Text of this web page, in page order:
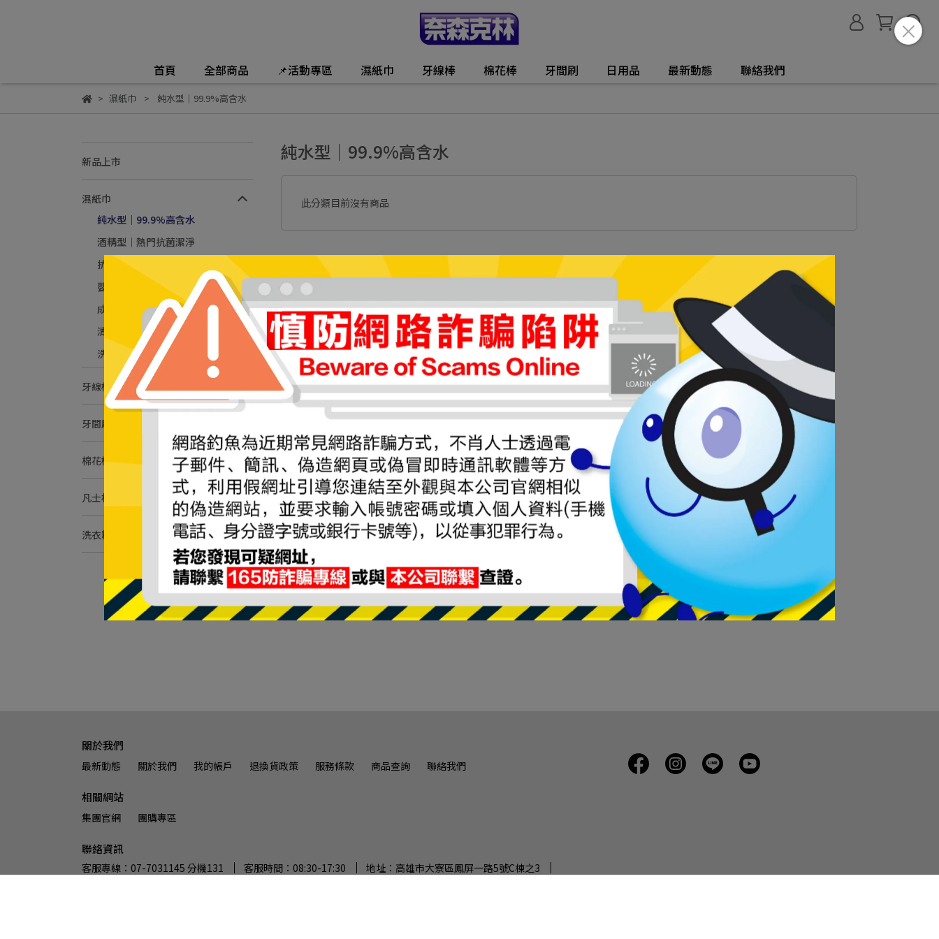
首頁 全部商品 📌活動專區 濕紙巾 牙線棒 棉花棒 牙間刷 日用品 最新動態 聯絡我們
濕紙巾 純水型｜99.9%高含水
新品上市
濕紙巾
純水型｜99.9%高含水
酒精型｜熱門抗菌潔淨
抗病毒｜醫師推薦
嬰兒型｜舒適棉柔厚實
成人型｜清爽淨味潔膚
清潔型｜打掃抗菌便利
洗臉巾｜乾濕兩用巾
牙線棒
牙間刷/牙籤刷
棉花棒
凡士林
洗衣精
純水型｜99.9%高含水
此分類目前沒有商品
關於我們
最新動態 關於我們 我的帳戶 退換貨政策 服務條款 商品查詢 聯絡我們
相關網站
集團官網 團購專區
聯絡資訊
客服專線：07-7031145 分機131 客服時間：08:30-17:30
地址：高雄市大寮區鳳屏一路5號C棟之3